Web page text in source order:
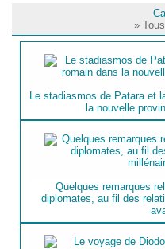
»
Le stadiasmos de Patara et
la nouvelle
Quelques remarques
diplomates, au fil des